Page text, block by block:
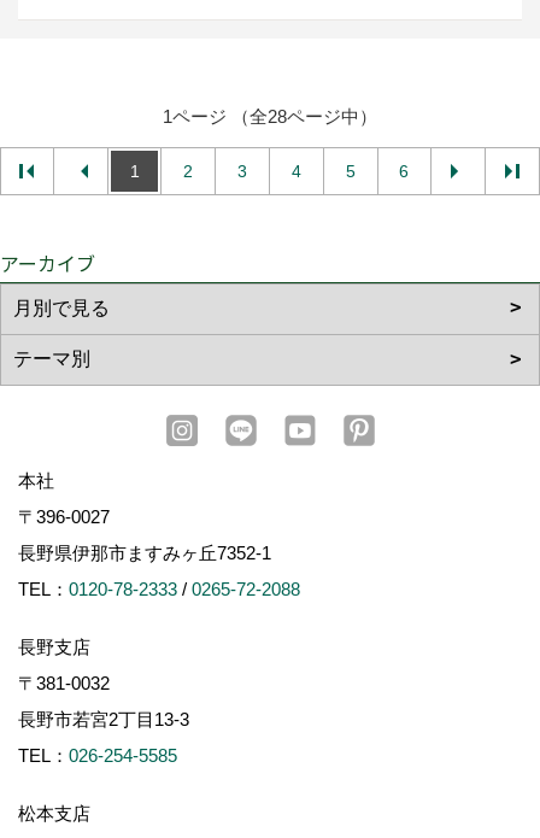
1ページ （全28ページ中）
1 2 3 4 5 6
アーカイブ
本社
〒396-0027
長野県伊那市ますみヶ丘7352-1
TEL： 0120-78-2333 / 0265-72-2088
長野支店
〒381-0032
長野市若宮2丁目13-3
TEL： 026-254-5585
松本支店